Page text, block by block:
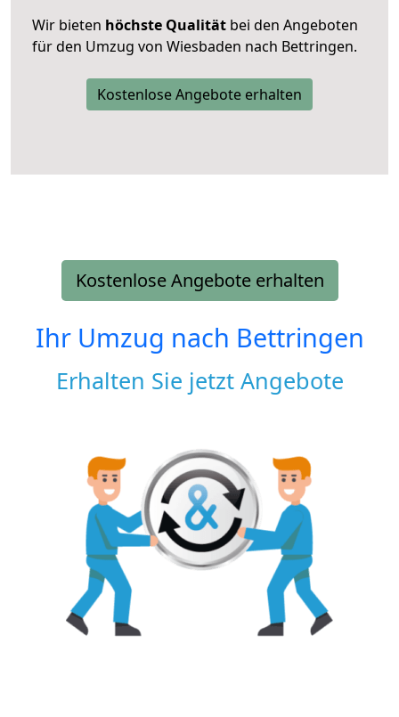
Wir bieten höchste Qualität bei den Angeboten
für den Umzug von Wiesbaden nach Bettringen.
Kostenlose Angebote erhalten
Kostenlose Angebote erhalten
Ihr Umzug nach Bettringen
Erhalten Sie jetzt Angebote